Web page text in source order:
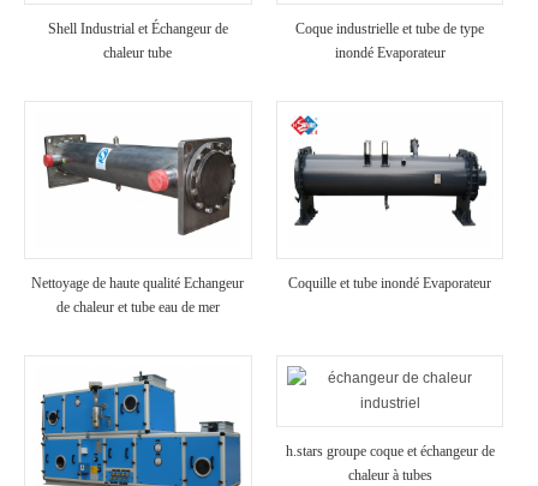
Shell Industrial et Échangeur de
chaleur tube
Coque industrielle et tube de type
inondé Evaporateur
Nettoyage de haute qualité Echangeur
de chaleur et tube eau de mer
Coquille et tube inondé Evaporateur
h.stars groupe coque et échangeur de
chaleur à tubes